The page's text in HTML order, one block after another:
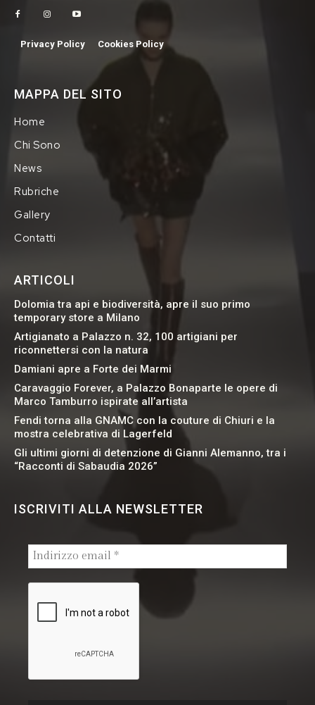
Privacy Policy Cookies Policy
MAPPA DEL SITO
Home
Chi Sono
News
Rubriche
Gallery
Contatti
ARTICOLI
Dolomia tra api e biodiversità, apre il suo primo
temporary store a Milano
Artigianato a Palazzo n. 32, 100 artigiani per
riconnettersi con la natura
Damiani apre a Forte dei Marmi
Caravaggio Forever, a Palazzo Bonaparte le opere di
Marco Tamburro ispirate all’artista
Fendi torna alla GNAMC con la couture di Chiuri e la
mostra celebrativa di Lagerfeld
Gli ultimi giorni di detenzione di Gianni Alemanno, tra i
“Racconti di Sabaudia 2026”
ISCRIVITI ALLA NEWSLETTER